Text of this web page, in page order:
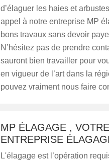
d’élaguer les haies et
appel à notre entreprise MP
bons travaux sans devoir
N’hésitez pas de prendre
sauront bien travailler pour
en vigueur de l’art dans la
pouvez vraiment nous faire
MP ÉLAGAGE ,
ENTREPRISE
L'élagage est l’opération